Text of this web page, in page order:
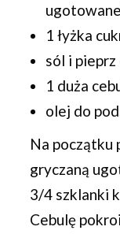
1 łyżka
sól i pieprz
1 duża
olej do
Na początku
gryczaną
3/4 szklanki
Cebulę